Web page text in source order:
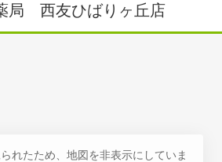
局 西友ひばりヶ丘店
れたため、地図を非表示にしていま